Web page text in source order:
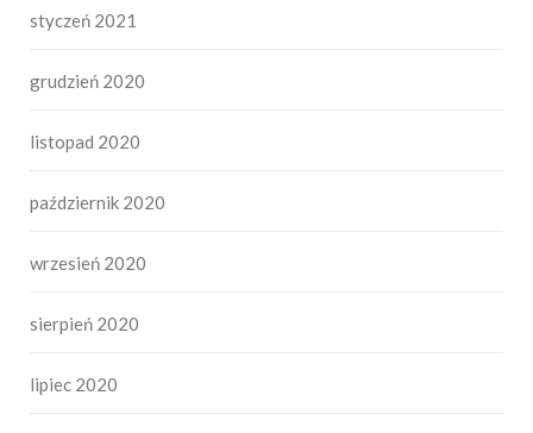
styczeń 2021
grudzień 2020
listopad 2020
październik 2020
wrzesień 2020
sierpień 2020
lipiec 2020